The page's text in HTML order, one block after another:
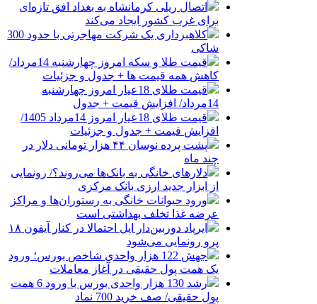
اتصال ریلی کرمانشاه به بغداد افق تازه‌ای
برای غرب کشور ایجاد می‌کند
کلاهبرداری یک شرکت مهاجرتی با حدود 300
شاکی
قیمت طلا و سکه امروز چهارشنبه 14مرداد/
کاهش همه قیمت ها + جدول و جزئیات
قیمت طلای 18عیار امروز چهارشنبه
14مرداد/ افزایش قیمت + جدول
قیمت طلای 18عیار امروز 14مرداد 1405/
افزایش قیمت + جدول و جزئیات
پشت پرده نوسان ۴۴ هزار تومانی دلار در
چند ماه
دلارهای خانگی به بانک‌ها می‌روند؟/ رونمایی
از ابزار جدید ارزی بانک مرکزی
ورود حیوانات خانگی به رستوران‌ها و مراکز
عرضه غذا تخلف بهداشتی است
ایرپاد دوربین‌دار اپل احتمالا در کنار آیفون ۱۸
پرو رونمایی می‌شود
جهش 122 هزار واحدی شاخص بورس؛ ورود
یک همت پول حقیقی در آغاز معاملات
رشد 130 هزار واحدی بورس با ورود 6 همت
پول حقیقی/ صف خرید 700 نماد